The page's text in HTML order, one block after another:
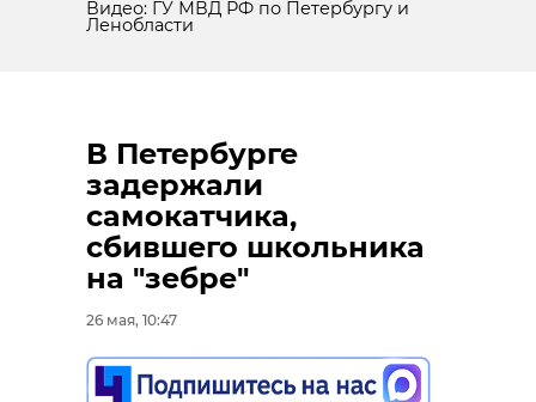
Видео: ГУ МВД РФ по Петербургу и
Ленобласти
В Петербурге
задержали
самокатчика,
сбившего школьника
на "зебре"
26 мая, 10:47